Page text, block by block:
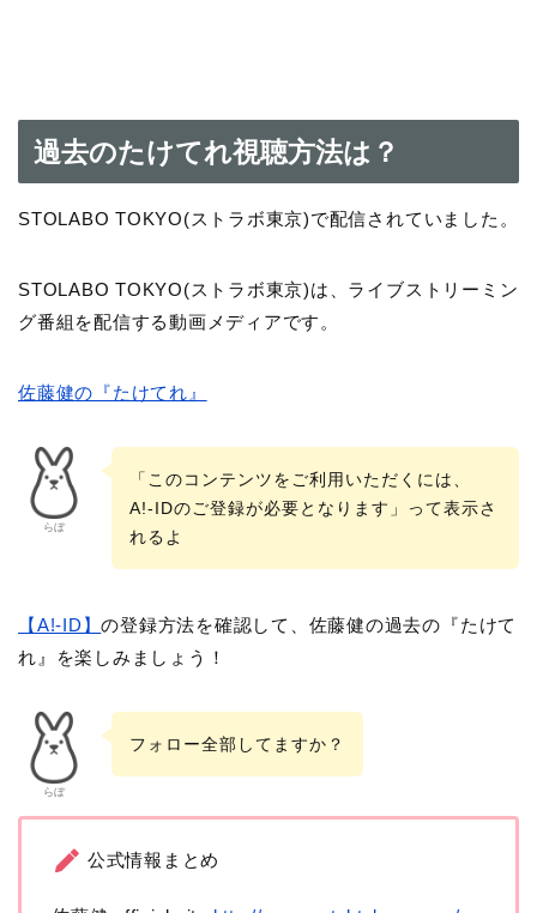
過去のたけてれ視聴方法は？
STOLABO TOKYO(ストラボ東京)で配信されていました。
STOLABO TOKYO(ストラボ東京)は、ライブストリーミン
グ番組を配信する動画メディアです。
佐藤健の『たけてれ』
らぼ
「このコンテンツをご利用いただくには、
A!-IDのご登録が必要となります」って表示さ
れるよ
【A!-ID】の登録方法を確認して、佐藤健の過去の『たけて
れ』を楽しみましょう！
らぼ
フォロー全部してますか？
公式情報まとめ